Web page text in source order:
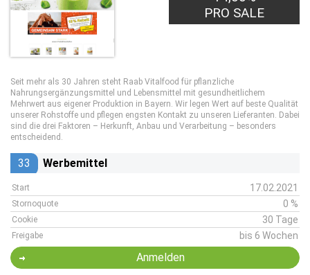
PRO SALE
Seit mehr als 30 Jahren steht Raab Vitalfood für pflanzliche
Nahrungsergänzungsmittel und Lebensmittel mit gesundheitlichem
Mehrwert aus eigener Produktion in Bayern. Wir legen Wert auf beste Qualität
unserer Rohstoffe und pflegen engsten Kontakt zu unseren Lieferanten. Dabei
sind die drei Faktoren – Herkunft, Anbau und Verarbeitung – besonders
entscheidend.
33 Werbemittel
Start 17.02.2021
Stornoquote 0 %
Cookie 30 Tage
Freigabe bis 6 Wochen
Anmelden